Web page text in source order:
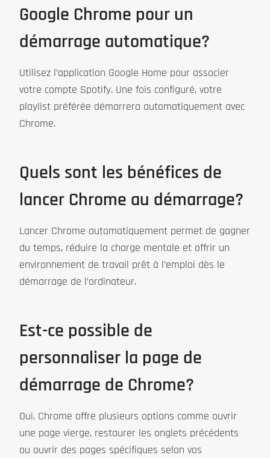
Google Chrome pour un
démarrage automatique?
Utilisez l’application Google Home pour associer
votre compte Spotify. Une fois configuré, votre
playlist préférée démarrera automatiquement avec
Chrome.
Quels sont les bénéfices de
lancer Chrome au démarrage?
Lancer Chrome automatiquement permet de gagner
du temps, réduire la charge mentale et offrir un
environnement de travail prêt à l’emploi dès le
démarrage de l’ordinateur.
Est-ce possible de
personnaliser la page de
démarrage de Chrome?
Oui, Chrome offre plusieurs options comme ouvrir
une page vierge, restaurer les onglets précédents
ou ouvrir des pages spécifiques selon vos